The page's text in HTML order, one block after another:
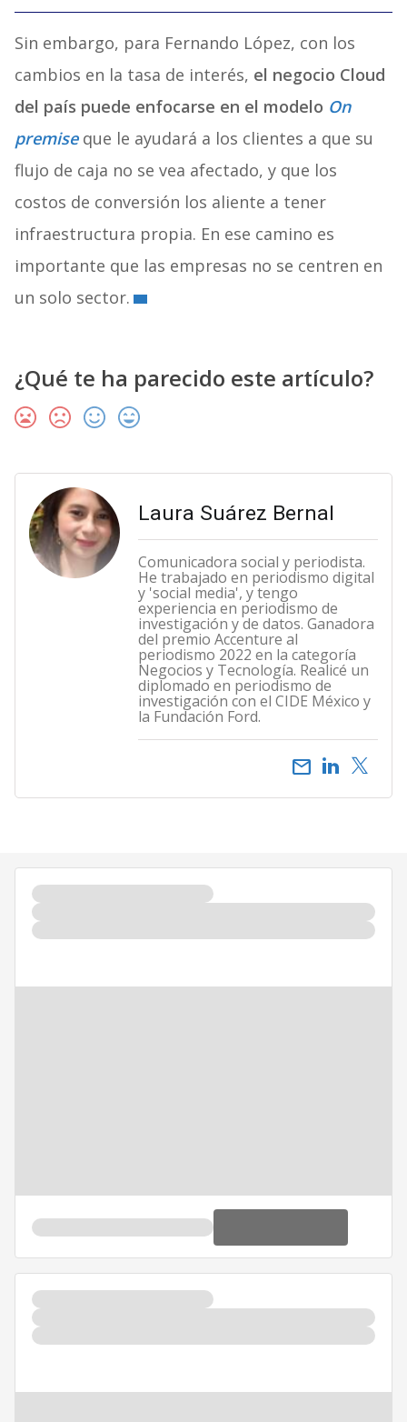
Sin embargo, para Fernando López, con los
cambios en la tasa de interés, el negocio Cloud
del país puede enfocarse en el modelo On
premiseque le ayudará a los clientes a que su
flujo de caja no se vea afectado, y que los
costos de conversión los aliente a tener
infraestructura propia. En ese camino es
importante que las empresas no se centren en
un solo sector.
¿Qué te ha parecido este artículo?
Laura Suárez Bernal
Comunicadora social y periodista.
He trabajado en periodismo digital
y 'social media', y tengo
experiencia en periodismo de
investigación y de datos. Ganadora
del premio Accenture al
periodismo 2022 en la categoría
Negocios y Tecnología. Realicé un
diplomado en periodismo de
investigación con el CIDE México y
la Fundación Ford.
email